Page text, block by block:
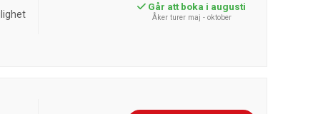
Går att boka i augusti
Åker turer maj - oktober